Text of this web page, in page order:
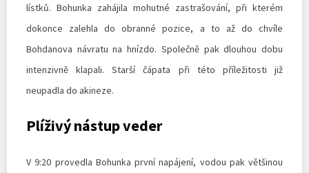
lístků. Bohunka zahájila mohutné zastrašování, při kterém
dokonce zalehla do obranné pozice, a to až do chvíle
Bohdanova návratu na hnízdo. Společně pak dlouhou dobu
intenzivně klapali. Starší čápata při této příležitosti již
neupadla do akineze.
Plíživý nástup veder
V 9:20 provedla Bohunka první napájení, vodou pak většinou